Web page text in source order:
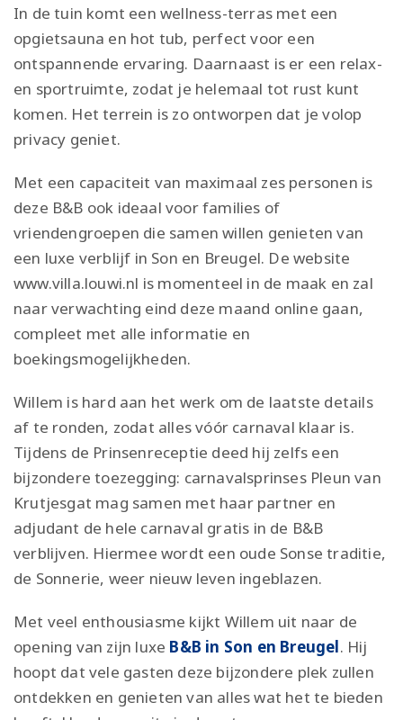
In de tuin komt een wellness-terras met een
opgietsauna en hot tub, perfect voor een
ontspannende ervaring. Daarnaast is er een relax-
en sportruimte, zodat je helemaal tot rust kunt
komen. Het terrein is zo ontworpen dat je volop
privacy geniet.
Met een capaciteit van maximaal zes personen is
deze B&B ook ideaal voor families of
vriendengroepen die samen willen genieten van
een luxe verblijf in Son en Breugel. De website
www.villa.louwi.nl is momenteel in de maak en zal
naar verwachting eind deze maand online gaan,
compleet met alle informatie en
boekingsmogelijkheden.
Willem is hard aan het werk om de laatste details
af te ronden, zodat alles vóór carnaval klaar is.
Tijdens de Prinsenreceptie deed hij zelfs een
bijzondere toezegging: carnavalsprinses Pleun van
Krutjesgat mag samen met haar partner en
adjudant de hele carnaval gratis in de B&B
verblijven. Hiermee wordt een oude Sonse traditie,
de Sonnerie, weer nieuw leven ingeblazen.
Met veel enthousiasme kijkt Willem uit naar de
opening van zijn luxe B&B in Son en Breugel. Hij
hoopt dat vele gasten deze bijzondere plek zullen
ontdekken en genieten van alles wat het te bieden